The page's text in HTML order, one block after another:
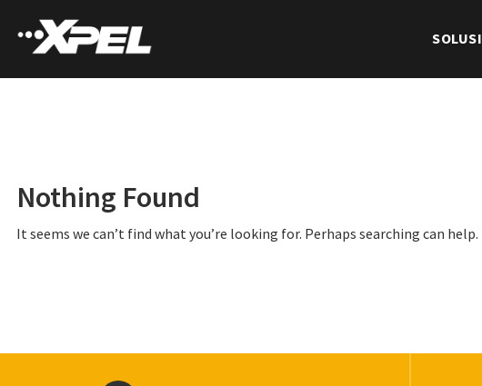
SOLUSI
Nothing Found
It seems we can’t find what you’re looking for. Perhaps searching can help.